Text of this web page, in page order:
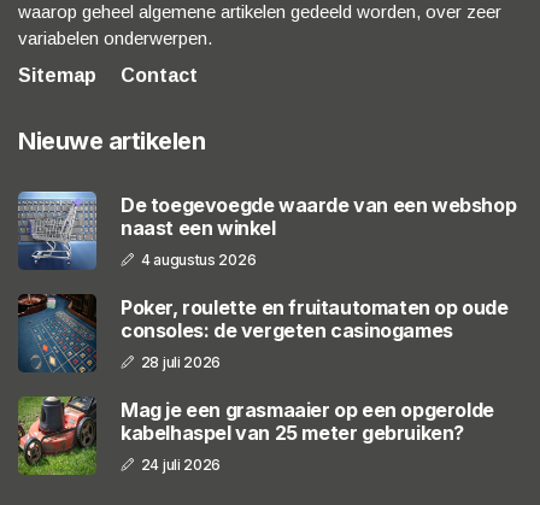
waarop geheel algemene artikelen gedeeld worden, over zeer
variabelen onderwerpen.
Sitemap
Contact
Nieuwe artikelen
De toegevoegde waarde van een webshop
naast een winkel
4 augustus 2026
Poker, roulette en fruitautomaten op oude
consoles: de vergeten casinogames
28 juli 2026
Mag je een grasmaaier op een opgerolde
kabelhaspel van 25 meter gebruiken?
24 juli 2026